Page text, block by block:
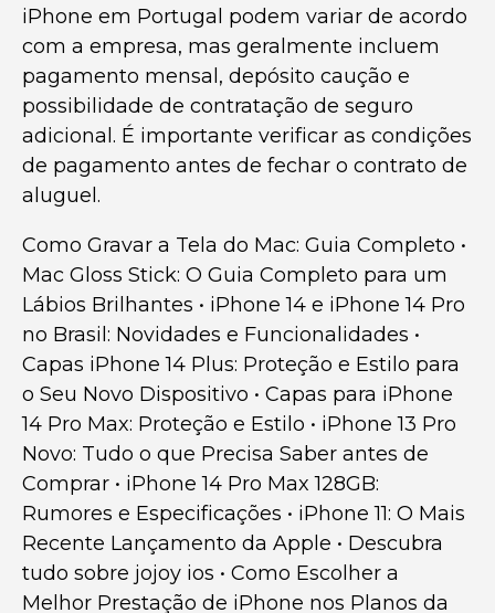
iPhone em Portugal podem variar de acordo
com a empresa, mas geralmente incluem
pagamento mensal, depósito caução e
possibilidade de contratação de seguro
adicional. É importante verificar as condições
de pagamento antes de fechar o contrato de
aluguel.
Como Gravar a Tela do Mac: Guia Completo •
Mac Gloss Stick: O Guia Completo para um
Lábios Brilhantes • iPhone 14 e iPhone 14 Pro
no Brasil: Novidades e Funcionalidades •
Capas iPhone 14 Plus: Proteção e Estilo para
o Seu Novo Dispositivo • Capas para iPhone
14 Pro Max: Proteção e Estilo • iPhone 13 Pro
Novo: Tudo o que Precisa Saber antes de
Comprar • iPhone 14 Pro Max 128GB:
Rumores e Especificações • iPhone 11: O Mais
Recente Lançamento da Apple • Descubra
tudo sobre jojoy ios • Como Escolher a
Melhor Prestação de iPhone nos Planos da